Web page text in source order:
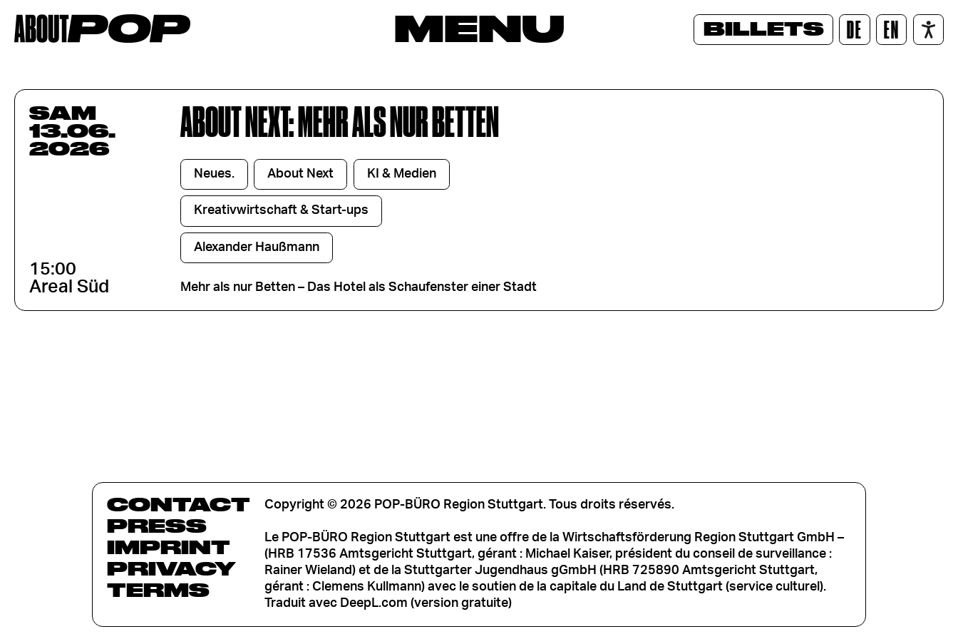
MENU BILLETS DE EN
SAM
13.06.
2026
15:00
Areal Süd
ABOUT NEXT: MEHR ALS NUR BETTEN
Neues. About Next KI & Medien
Kreativwirtschaft & Start-ups
Alexander Haußmann
Mehr als nur Betten – Das Hotel als Schaufenster einer Stadt
CONTACT
PRESS
IMPRINT
PRIVACY
TERMS
Copyright © 2026 POP-BÜRO Region Stuttgart. Tous droits réservés.
Le POP-BÜRO Region Stuttgart est une offre de la Wirtschaftsförderung Region Stuttgart GmbH –
(HRB 17536 Amtsgericht Stuttgart, gérant : Michael Kaiser, président du conseil de surveillance :
Rainer Wieland) et de la Stuttgarter Jugendhaus gGmbH (HRB 725890 Amtsgericht Stuttgart,
gérant : Clemens Kullmann) avec le soutien de la capitale du Land de Stuttgart (service culturel).
Traduit avec DeepL.com (version gratuite)